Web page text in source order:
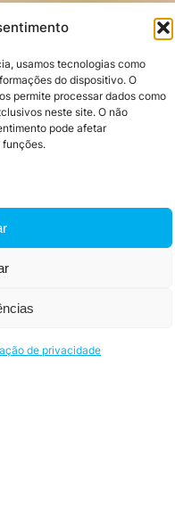
usamos tecnologias como
do dispositivo. O
permite processar dados como
neste site. O não
pode afetar
funções.
de privacidade